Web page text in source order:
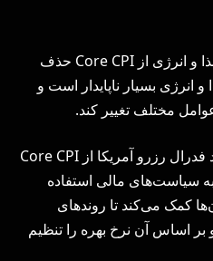
یکی از دلایلی که تغییر قیمت غذا و انرژی از Core CPI حذف
بسیار ناپایدار است و
مختلف تغییر کند.
در واقع، بانک‌های مرکزی مانند فدرال رزرو آمریکا از Core CPI
سیاست‌های مالی استفاده
کمک می‌کند تا روندهای
بر اساس آن نرخ بهره را تنظیم